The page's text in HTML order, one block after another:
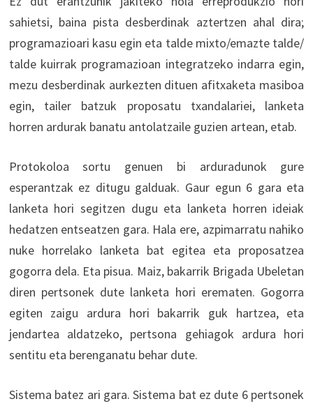
sahietsi, baina pista desberdinak aztertzen ahal dira;
programazioari kasu egin eta talde mixto/emazte talde/
talde kuirrak programazioan integratzeko indarra egin,
mezu desberdinak aurkezten dituen afitxaketa masiboa
egin, tailer batzuk proposatu txandalariei, lanketa
horren ardurak banatu antolatzaile guzien artean, etab.
Protokoloa sortu genuen bi arduradunok gure
esperantzak ez ditugu galduak. Gaur egun 6 gara eta
lanketa hori segitzen dugu eta lanketa horren ideiak
hedatzen entseatzen gara. Hala ere, azpimarratu nahiko
nuke horrelako lanketa bat egitea eta proposatzea
gogorra dela. Eta pisua. Maiz, bakarrik Brigada Ubeletan
diren pertsonek dute lanketa hori erematen. Gogorra
egiten zaigu ardura hori bakarrik guk hartzea, eta
jendartea aldatzeko, pertsona gehiagok ardura hori
sentitu eta berenganatu behar dute.
Sistema batez ari gara. Sistema bat ez dute 6 pertsonek